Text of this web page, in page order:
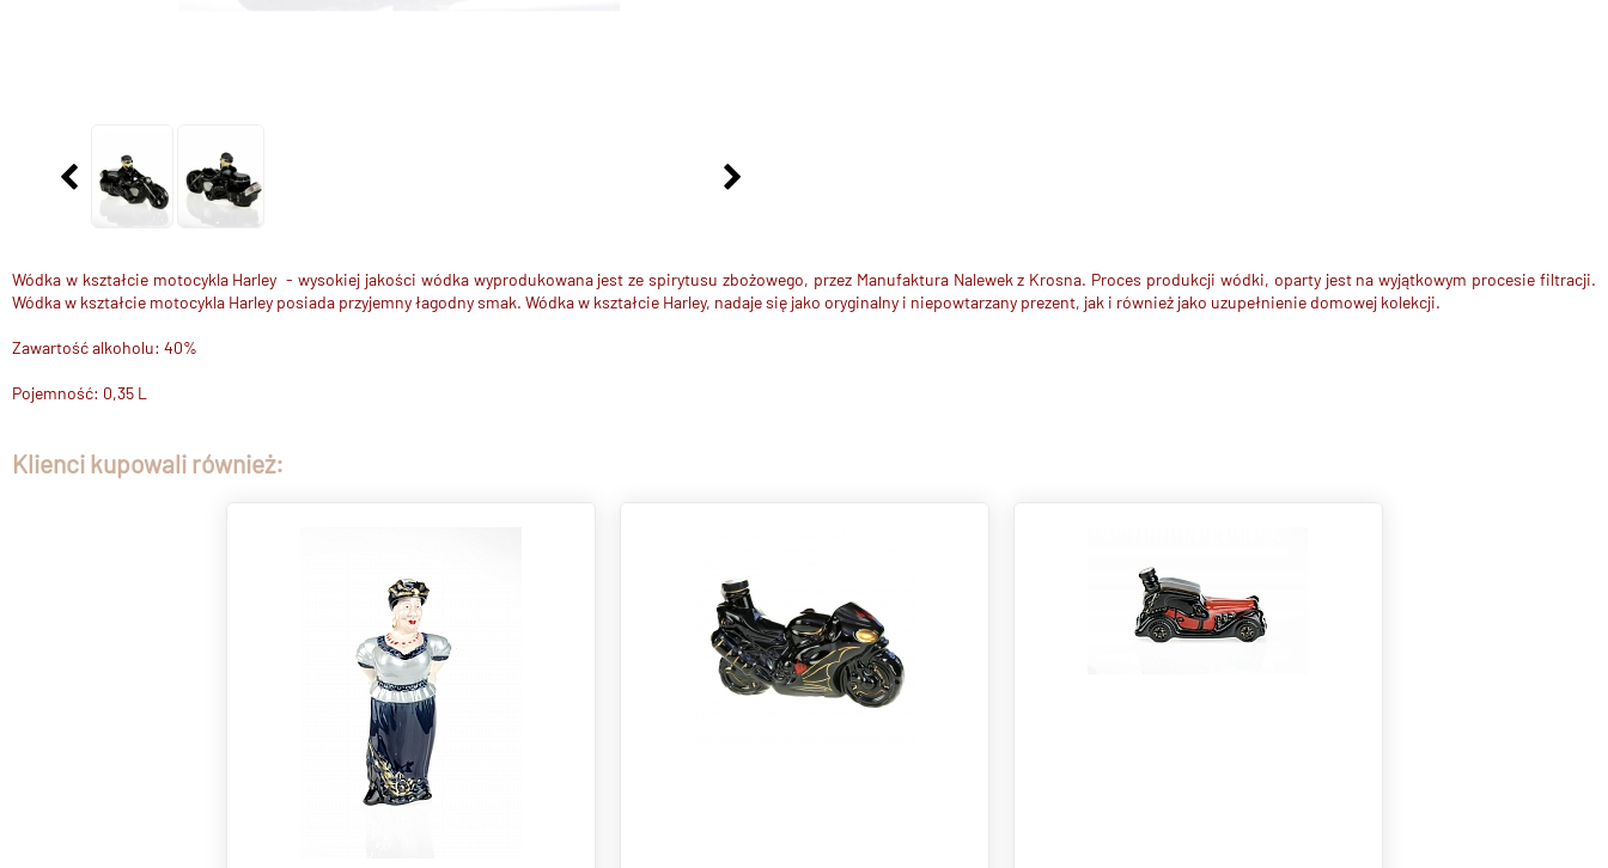
Wódka w kształcie motocykla Harley - wysokiej jakości wódka wyprodukowana jest ze spirytusu zbożowego, przez Manufaktura Nalewek z Krosna. Proces produkcji wódki, oparty jest na wyjątkowym procesie filtracji.
Wódka w kształcie motocykla Harley posiada przyjemny łagodny smak. Wódka w kształcie Harley, nadaje się jako oryginalny i niepowtarzany prezent, jak i również jako uzupełnienie domowej kolekcji.
Zawartość alkoholu: 40%
Pojemność: 0,35 L
Klienci kupowali również: